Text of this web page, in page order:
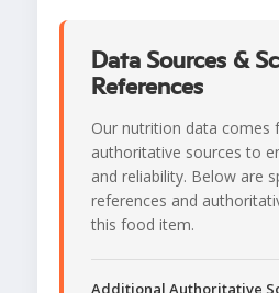
Data Sources &
References
Our nutrition data comes
authoritative sources to
and reliability. Below are
references and
this food item.